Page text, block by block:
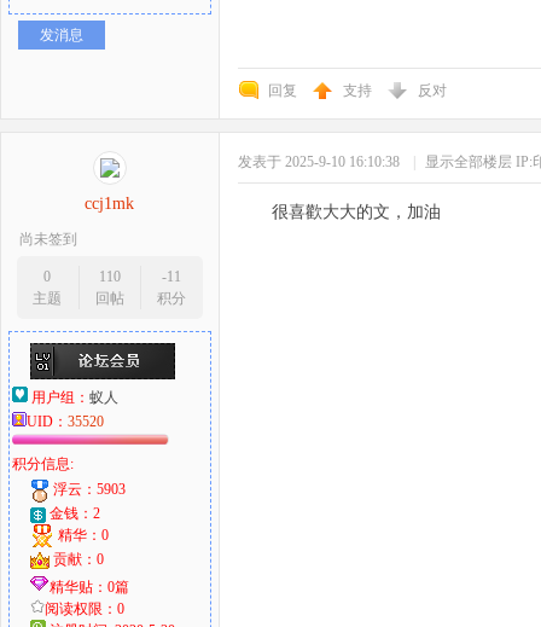
发消息
回复 支持 反对
ccj1mk
尚未签到
0
主题
110
回帖
-11
积分
用户组： 蚁人
UID： 35520
积分信息:
浮云：5903
金钱：2
精华：0
贡献：0
精华贴：0篇
阅读权限：0
发表于 2025-9-10 16:10:38 显示全部楼层 IP:
很喜歡大大的文，加油